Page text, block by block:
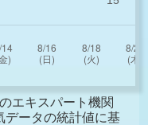
エキスパート機関
データの統計値に基